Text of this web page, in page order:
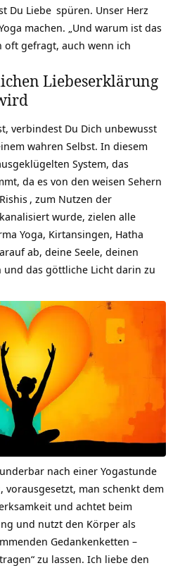
Du Liebe spüren. Unser Herz
machen. „Und warum ist das
oft gefragt, auch wenn ich
Liebeserklärung
verbindest Du Dich unbewusst
wahren Selbst. In diesem
System, das
da es von den weisen Sehern
Rishis , zum Nutzen der
wurde, zielen alle
Yoga, Kirtansingen, Hatha
ab, deine Seele, deinen
das göttliche Licht darin zu
nach einer Yogastunde
vorausgesetzt, man schenkt dem
und achtet beim
und nutzt den Körper als
Gedankenketten –
zu lassen. Ich liebe den